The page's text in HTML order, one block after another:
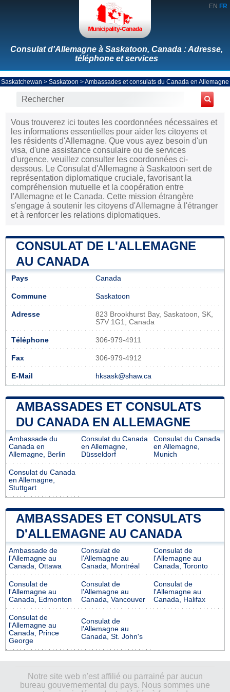
EN FR
Consulat d'Allemagne à Saskatoon, Canada : Adresse,
téléphone et services
Saskatchewan > Saskatoon >Ambassades et consulats du Canada en Allemagne
Vous trouverez ici toutes les coordonnées nécessaires et
les informations essentielles pour aider les citoyens et
les résidents d'Allemagne. Que vous ayez besoin d'un
visa, d'une assistance consulaire ou de services
d'urgence, veuillez consulter les coordonnées ci-
dessous. Le Consulat d'Allemagne à Saskatoon sert de
représentation diplomatique cruciale, favorisant la
compréhension mutuelle et la coopération entre
l'Allemagne et le Canada. Cette mission étrangère
s'engage à soutenir les citoyens d'Allemagne à l'étranger
et à renforcer les relations diplomatiques.
CONSULAT DE L'ALLEMAGNE
AU CANADA
Pays Canada
Commune Saskatoon
Adresse
823 Brookhurst Bay, Saskatoon, SK,
S7V 1G1, Canada
Téléphone 306-979-4911
Fax 306-979-4912
E-Mail hksask@shaw.ca
AMBASSADES ET CONSULATS
DU CANADA EN ALLEMAGNE
Ambassade du
Canada en
Allemagne, Berlin
Consulat du Canada
en Allemagne,
Düsseldorf
Consulat du Canada
en Allemagne,
Munich
Consulat du Canada
en Allemagne,
Stuttgart
AMBASSADES ET CONSULATS
D'ALLEMAGNE AU CANADA
Ambassade de
l'Allemagne au
Canada, Ottawa
Consulat de
l'Allemagne au
Canada, Montréal
Consulat de
l'Allemagne au
Canada, Toronto
Consulat de
l'Allemagne au
Canada, Edmonton
Consulat de
l'Allemagne au
Canada, Vancouver
Consulat de
l'Allemagne au
Canada, Halifax
Consulat de
l'Allemagne au
Canada, Prince
George
Consulat de
l'Allemagne au
Canada, St. John's
Notre site web n'est affilié ou parrainé par aucun
bureau gouvernemental du pays. Nous sommes une